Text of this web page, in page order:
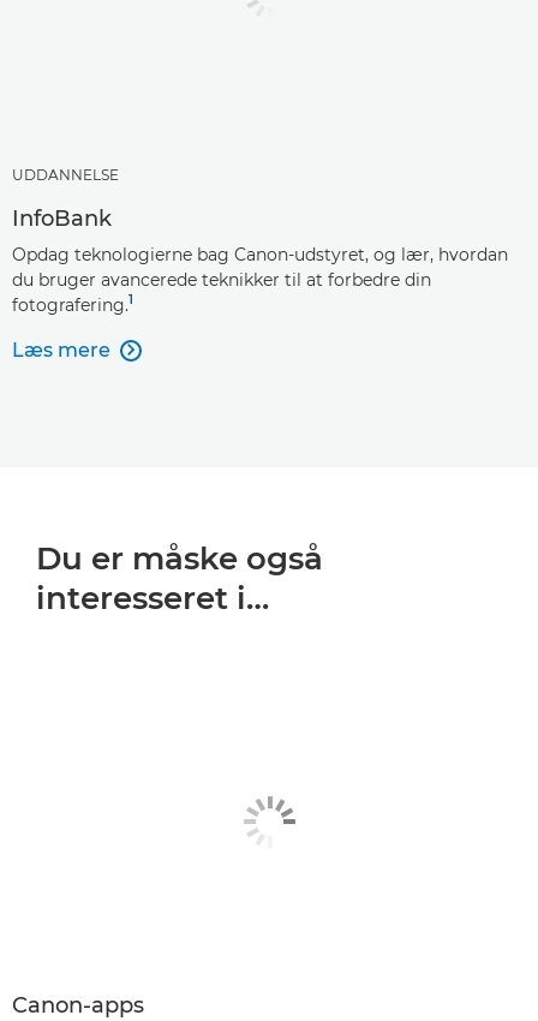
UDDANNELSE
InfoBank
Opdag teknologierne bag Canon-udstyret, og lær, hvordan
du bruger avancerede teknikker til at forbedre din
fotografering.1
Læs mere 
Du er måske også
interesseret i…
Canon-apps